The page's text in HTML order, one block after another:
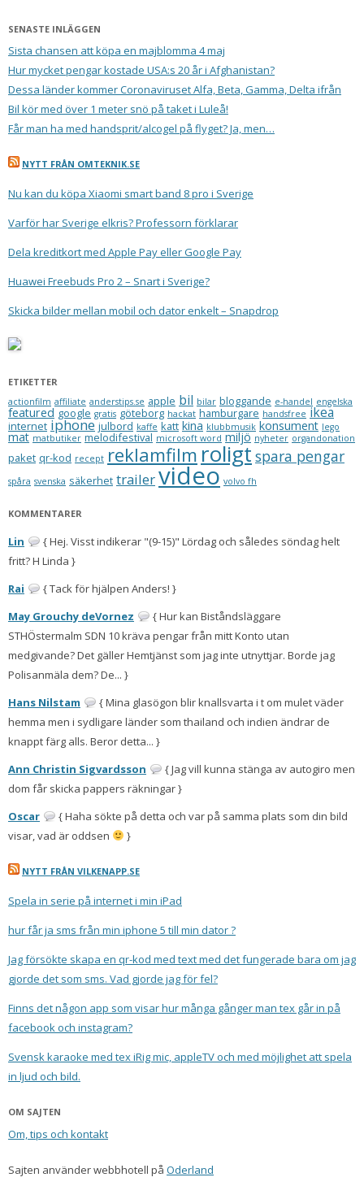
SENASTE INLÄGGEN
Sista chansen att köpa en majblomma 4 maj
Hur mycket pengar kostade USA:s 20 år i Afghanistan?
Dessa länder kommer Coronaviruset Alfa, Beta, Gamma, Delta ifrån
Bil kör med över 1 meter snö på taket i Luleå!
Får man ha med handsprit/alcogel på flyget? Ja, men…
NYTT FRÅN OMTEKNIK.SE
Nu kan du köpa Xiaomi smart band 8 pro i Sverige
Varför har Sverige elkris? Professorn förklarar
Dela kreditkort med Apple Pay eller Google Pay
Huawei Freebuds Pro 2 – Snart i Sverige?
Skicka bilder mellan mobil och dator enkelt – Snapdrop
ETIKETTER
actionfilm affiliate anderstips.se apple bil bilar bloggande e-handel engelska
featured google gratis göteborg hackat hamburgare handsfree ikea
internet iphone julbord kaffe katt kina klubbmusik konsument lego
mat matbutiker melodifestival microsoft word miljö nyheter organdonation
paket qr-kod recept reklamfilm roligt spara pengar
spåra svenska säkerhet trailervideo volvo fh
KOMMENTARER
Lin
{ Hej. Visst indikerar "(9-15)" Lördag och således söndag helt
fritt? H Linda }
Rai
{ Tack för hjälpen Anders! }
May Grouchy deVornez
{ Hur kan Biståndsläggare
STHÖstermalm SDN 10 kräva pengar från mitt Konto utan
medgivande? Det gäller Hemtjänst som jag inte utnyttjar. Borde jag
Polisanmäla dem? De... }
Hans Nilstam
{ Mina glasögon blir knallsvarta i t om mulet väder
hemma men i sydligare länder som thailand och indien ändrar de
knappt färg alls. Beror detta... }
Ann Christin Sigvardsson
{ Jag vill kunna stänga av autogiro men
dom får skicka pappers räkningar }
Oscar
{ Haha sökte på detta och var på samma plats som din bild
visar, vad är oddsen
}
NYTT FRÅN VILKENAPP.SE
Spela in serie på internet i min iPad
hur får ja sms från min iphone 5 till min dator ?
Jag försökte skapa en qr-kod med text med det fungerade bara om jag
gjorde det som sms. Vad gjorde jag för fel?
Finns det någon app som visar hur många gånger man tex går in på
facebook och instagram?
Svensk karaoke med tex iRig mic, appleTV och med möjlighet att spela
in ljud och bild.
OM SAJTEN
Om, tips och kontakt
Sajten använder webbhotell på Oderland